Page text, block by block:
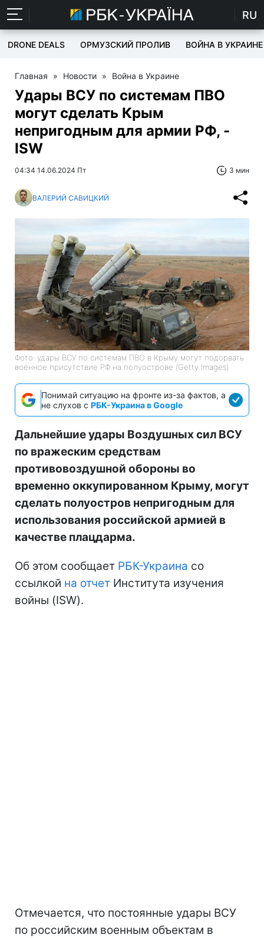
RU
DRONE DEALS ОРМУЗСКИЙ ПРОЛИВ ВОЙНА В УКРАИНЕ
Главная » Новости » Война в Украине
Удары ВСУ по системам ПВО
могут сделать Крым
непригодным для армии РФ, -
ISW
04:34 14.06.2024 Пт 3 мин
ВАЛЕРИЙ САВИЦКИЙ
Фото: удары ВСУ по системам ПВО в Крыму могут подорвать
военное присутствие РФ на полуострове (Getty Images)
Понимай ситуацию на фронте из-за фактов, а
не слухов с РБК-Украина в Google
Дальнейшие удары Воздушных сил ВСУ
по вражеским средствам
противовоздушной обороны во
временно оккупированном Крыму, могут
сделать полуостров непригодным для
использования российской армией в
качестве плацдарма.
Об этом сообщает РБК-Украина со
ссылкой на отчет Института изучения
войны (ISW).
Отмечается, что постоянные удары ВСУ
по российским военным объектам в